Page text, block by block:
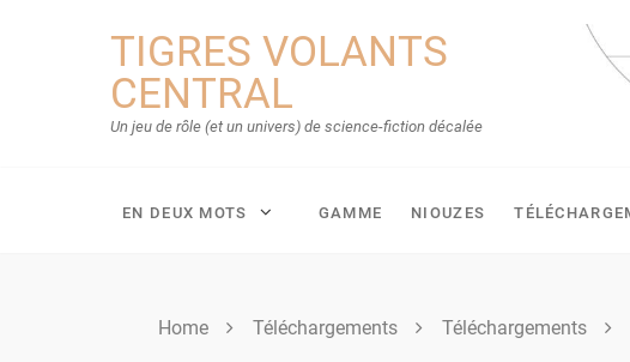
TIGRES VOLANTS
CENTRAL
Un jeu de rôle (et un univers) de science-fiction décalée
EN DEUX MOTS GAMME NIOUZES
Home Téléchargements Téléchargements